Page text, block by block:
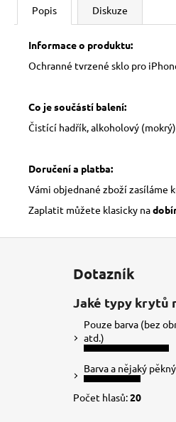
Popis Diskuze
Informace o produktu:
Ochranné tvrzené sklo pro
Co je součástí balení:
Čistící hadřík, alkoholový
Doručení a platba:
Vámi objednané zboží zasíláme
Zaplatit můžete klasicky na
Dotazník
Jaké typy krytů
Pouze barva (bez
atd.)
Barva a nějaký
Počet hlasů:20